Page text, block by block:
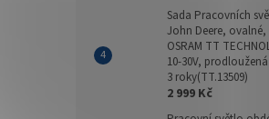
Sada Pracovních
John Deere, ovalné,
OSRAM TT
10-30V,
3 roky(TT.13509)
2 999 Kč